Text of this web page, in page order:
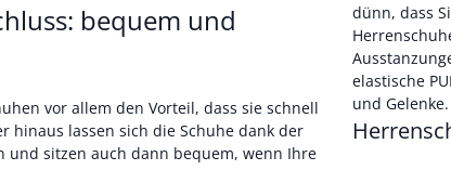
bequem und
vor allem den Vorteil, dass sie schnell
hinaus lassen sich die Schuhe dank der
und sitzen auch dann bequem, wenn Ihre
dünn, dass
elastische
und Gelenke.